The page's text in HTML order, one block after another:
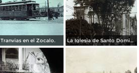
Tranvias en el Zocalo. La Iglesia de Santo Domingo.